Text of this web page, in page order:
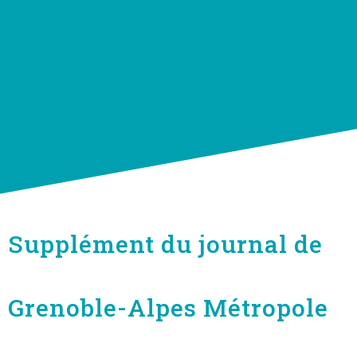
Supplément du journal de
Grenoble-Alpes Métropole